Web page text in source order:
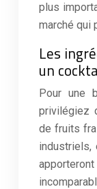
plus
marché qui
Les
un
Pour une
privilégiez
de fruits
industriels,